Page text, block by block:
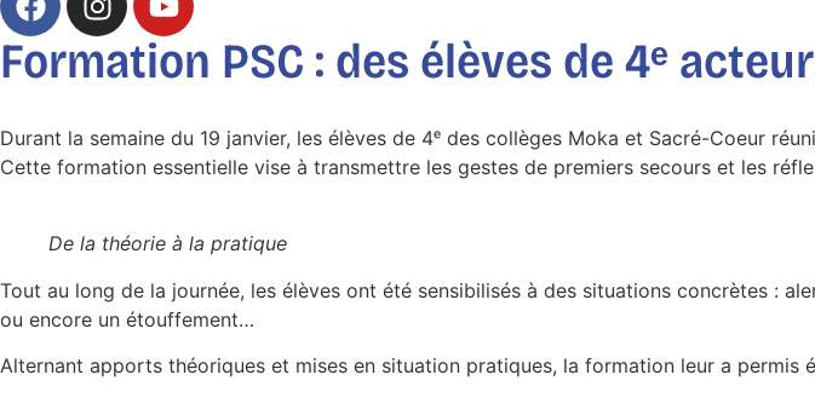
Formation PSC : des élèves de 4ᵉ
Durant la semaine du 19 janvier, les élèves de 4ᵉ des collèges Moka et Sacré-Coeur
Cette formation essentielle vise à transmettre les gestes de premiers secours et les
De la théorie à la pratique
Tout au long de la journée, les élèves ont été sensibilisés à des situations concrètes :
ou encore un étouffement…
Alternant apports théoriques et mises en situation pratiques, la formation leur a permis